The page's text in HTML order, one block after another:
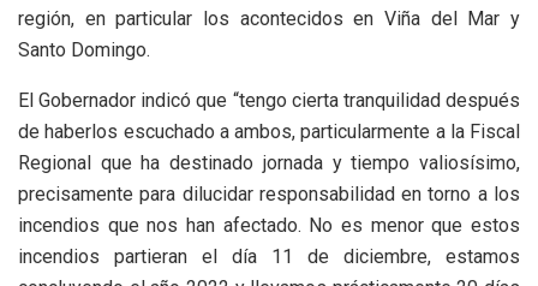
región, en particular los acontecidos en Viña del Mar y
Santo Domingo.
El Gobernador indicó que “tengo cierta tranquilidad después
de haberlos escuchado a ambos, particularmente a la Fiscal
Regional que ha destinado jornada y tiempo valiosísimo,
precisamente para dilucidar responsabilidad en torno a los
incendios que nos han afectado. No es menor que estos
incendios partieran el día 11 de diciembre, estamos